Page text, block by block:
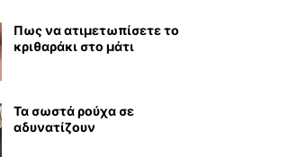
Πως να ατιμετωπίσετε το
κριθαράκι στο μάτι
Τα σωστά ρούχα σε
αδυνατίζουν